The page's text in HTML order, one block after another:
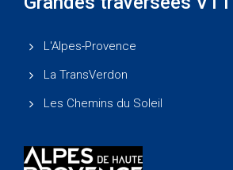
L'Alpes-Provence
La TransVerdon
Les Chemins du Soleil